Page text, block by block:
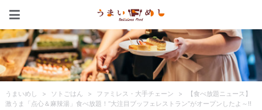
うまいめし > ソトごはん > ファミレス・大手チェーン >
【食べ放題ニュース】
激うま「点心＆麻辣湯」食べ放題！“大注目ブッフェレストラン”がオープンしたよ～!!